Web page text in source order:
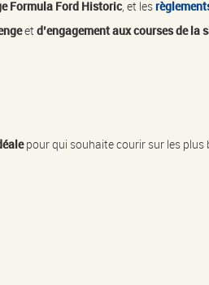
Formula Ford Historic, et les
et d’engagement aux courses de la
pour qui souhaite courir sur les plus